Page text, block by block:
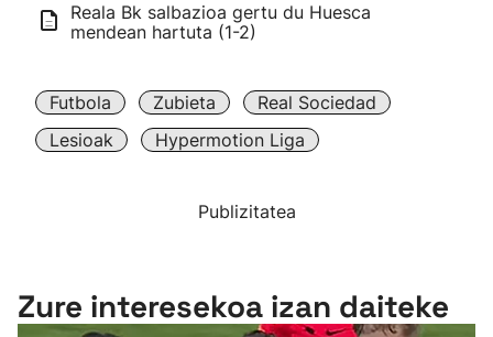
Reala Bk salbazioa gertu du Huesca
mendean hartuta (1-2)
Futbola Zubieta
Real Sociedad
Lesioak
Hypermotion Liga
Publizitatea
Zure interesekoa izan daiteke